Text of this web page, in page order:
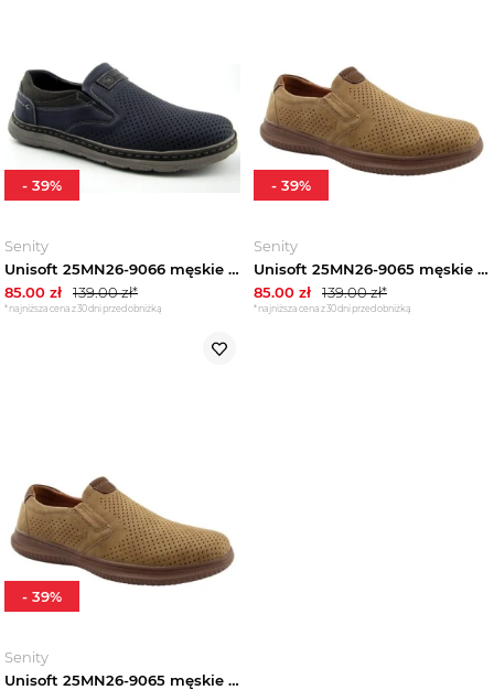
Senity
Unisoft 25MN26-9066 męskie półbuty ażurowe wiosenne granatowe
85.00 zł 139.00zł*
*najniższa cena z 30 dni przed obniżką
- 39%
Senity
Unisoft 25MN26-9065 męskie półbuty ażurowe wiosenne brązowe
85.00 zł 139.00zł*
*najniższa cena z 30 dni przed obniżką
- 39%
Senity
Unisoft 25MN26-9065 męskie półbuty ażurowe wiosenne brązowe
- 39%